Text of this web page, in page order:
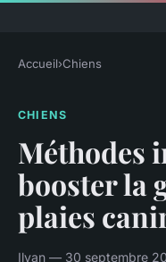
Accueil›Chiens
CHIENS
Méthodes
booster la
plaies
Ilyan — 30 septembre